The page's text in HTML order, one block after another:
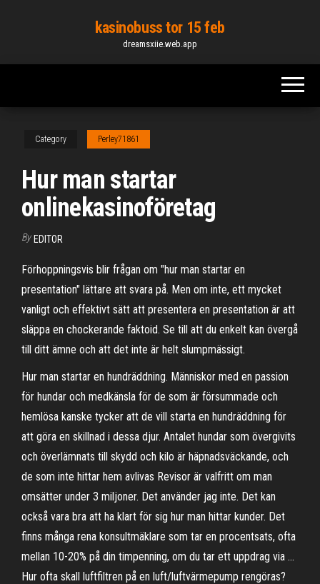
content
kasinobuss tor 15 feb
dreamsxiie.web.app
Category Perley71861
Hur man startar
onlinekasinoföretag
By EDITOR
Förhoppningsvis blir frågan om "hur man startar en
presentation" lättare att svara på. Men om inte, ett mycket
vanligt och effektivt sätt att presentera en presentation är att
släppa en chockerande faktoid. Se till att du enkelt kan övergå
till ditt ämne och att det inte är helt slumpmässigt.
Hur man startar en hundräddning. Människor med en passion
för hundar och medkänsla för de som är försummade och
hemlösa kanske tycker att de vill starta en hundräddning för
att göra en skillnad i dessa djur. Antalet hundar som övergivits
och överlämnats till skydd och kilo är häpnadsväckande, och
de som inte hittar hem avlivas Revisor är valfritt om man
omsätter under 3 miljoner. Det använder jag inte. Det kan
också vara bra att ha klart för sig hur man hittar kunder. Det
finns många rena konsultmäklare som tar en procentsats, ofta
mellan 10-20% på din timpenning, om du tar ett uppdrag via …
Hur ofta skall luftfiltren på en luft/luftvärmepump rengöras?